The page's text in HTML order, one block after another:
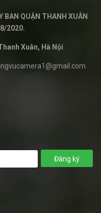
BAN QUẬN THANH XUÂN
2020.
Xuân, Hà Nội
Đăng ký